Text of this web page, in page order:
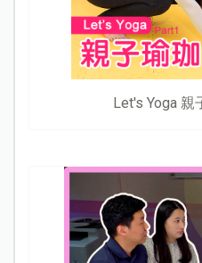
Let's Yoga 親